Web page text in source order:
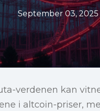
September 03, 2025
verdenen kan
i altcoin-priser,